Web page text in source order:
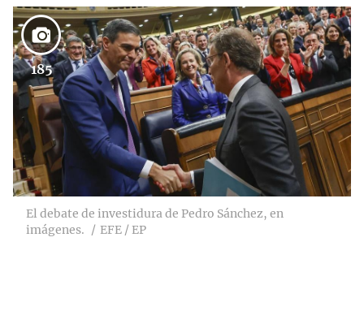
185
El debate de investidura de Pedro Sánchez, en
imágenes.
EFE / EP